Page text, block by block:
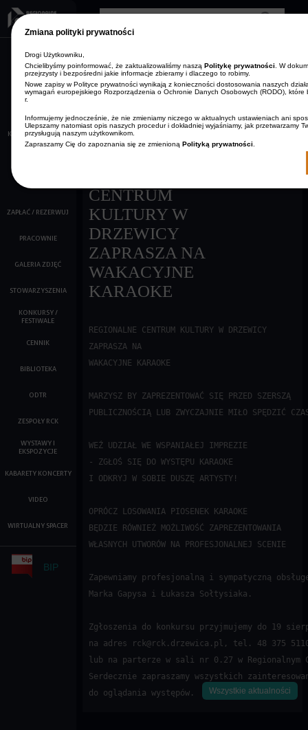
Zmiana polityki prywatności
Drogi Użytkowniku,
Chcielibyśmy poinformować, że zaktualizowaliśmy nasząPolitykę prywatności
. W
przejrzysty i bezpośredni jakie informacje zbieramy i dlaczego to robimy.
Nowe zapisy w Polityce prywatności wynikają z konieczności dostosowania naszych
wymagań europejskiego Rozporządzenia o Ochronie Danych Osobowych (RODO),
r.
Informujemy jednocześnie, że nie zmieniamy niczego w aktualnych ustawieniach ani
Ulepszamy natomiast opis naszych procedur i dokładniej wyjaśniamy, jak przetwarzamy
przysługują naszym użytkownikom.
Zapraszamy Cię do zapoznania się ze zmienionąPolityką prywatności
AKTUALNOŚCI
ARCHIWUM
AKTUALNOŚCI
KALENDARZ IMPREZ
ZAPŁAĆ / REZERWUJ
PRACOWNIE
GALERIA ZDJĘĆ
STOWARZYSZENIA
KONKURSY /
FESTIWALE
CENNIK
BIBLIOTEKA
ODTR
ZESPOŁY RCK
WYSTAWY I
EKSPOZYCJE
KABARETY KONCERTY
VIDEO
WIRTUALNY SPACER
BIP
STRONA GŁÓWNA
KONTAKT
czcionki
08-08-2015
CENTRUM
KULTURY W
DRZEWICY
ZAPRASZA NA
WAKACYJNE
KARAOKE
REGIONALNE CENTRUM KULTURY W DRZEWICY
ZAPRASZA NA
WAKACYJNE KARAOKE
MARZYSZ BY ZAPREZENTOWAĆ SIĘ PRZED SZERSZĄ
PUBLICZNOŚCIĄ LUB ZWYCZAJNIE MIŁO SPĘDZIĆ
WEŹ UDZIAŁ WE WSPANIAŁEJ IMPREZIE
- ZGŁOŚ SIĘ DO WYSTĘPU KARAOKE
I ODKRYJ W SOBIE DUSZĘ ARTYSTY!
OPRÓCZ LOSOWANIA PIOSENEK KARAOKE
BĘDZIE RÓWNIEŻ MOŻLIWOŚĆ ZAPREZENTOWANIA
WŁASNYCH UTWORÓW NA PROFESJONALNEJ SCENIE
Zapewniamy profesjonalną i sympatyczną
Marka Gapysa i Łukasza Sołtysiaka.
Zgłoszenia do konkursu przyjmujemy do 19
na adres rck@rck.drzewica.pl, tel. 48 375
lub na parterze w sali nr 0.27 w
Serdecznie zapraszamy wszystkich
do oglądania występów.
Wszystkie aktualności